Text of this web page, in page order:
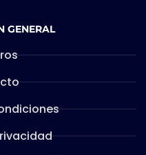
GENERAL